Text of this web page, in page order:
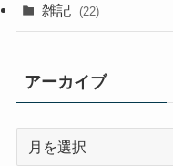
雑記 (22)
アーカイブ